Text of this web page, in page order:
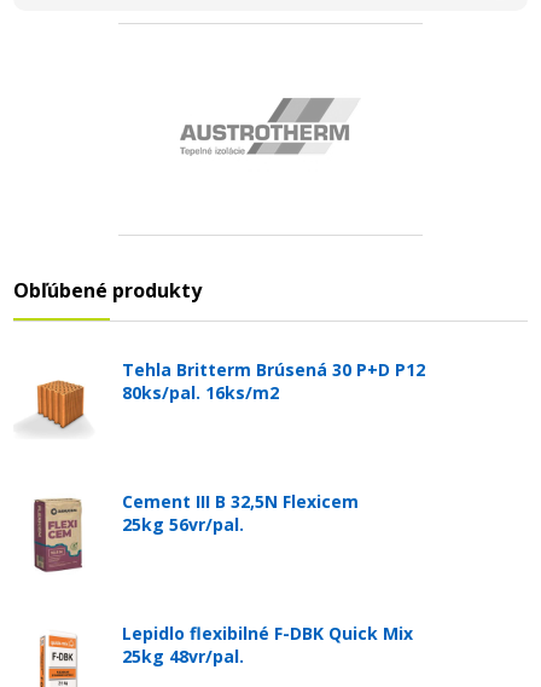
Obľúbené produkty
Tehla Britterm Brúsená 30 P+D P12
80ks/pal. 16ks/m2
Cement III B 32,5N Flexicem
25kg 56vr/pal.
Lepidlo flexibilné F-DBK Quick Mix
25kg 48vr/pal.